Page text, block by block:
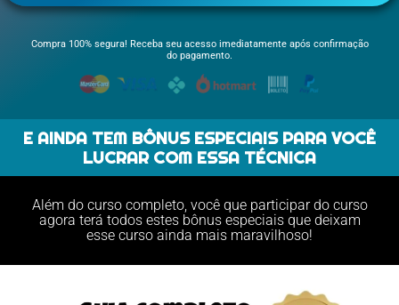
Compra 100% segura! Receba seu acesso imediatamente após confirmação
do pagamento.
E AINDA TEM BÔNUS ESPECIAIS PARA VOCÊ
LUCRAR COM ESSA TÉCNICA
Além do curso completo, você que participar do curso
agora terá todos estes bônus especiais que deixam
esse curso ainda mais maravilhoso!